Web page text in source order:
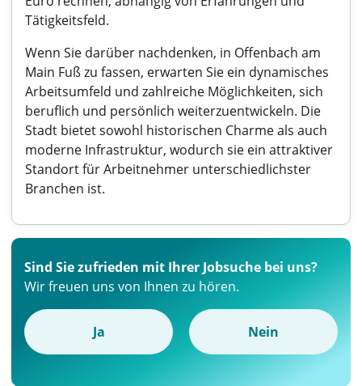
Tätigkeitsfeld.
Wenn Sie darüber nachdenken, in Offenbach am
Main Fuß zu fassen, erwarten Sie ein dynamisches
Arbeitsumfeld und zahlreiche Möglichkeiten, sich
beruflich und persönlich weiterzuentwickeln. Die
Stadt bietet sowohl historischen Charme als auch
moderne Infrastruktur, wodurch sie ein attraktiver
Standort für Arbeitnehmer unterschiedlichster
Branchen ist.
Sind Sie zufrieden mit Ihrer Jobsuche bei uns?
Wir freuen uns von Ihnen zu hören.
Ja Nein